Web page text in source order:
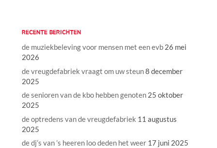
RECENTE BERICHTEN
de muziekbeleving voor mensen met een evb 26 mei
2026
de vreugdefabriek vraagt om uw steun8 december
2025
de senioren van de kbo hebben genoten 25 oktober
2025
de optredens van de vreugdefabriek 11 augustus
2025
de dj’s van ’s heeren loo deden het weer 17 juni 2025